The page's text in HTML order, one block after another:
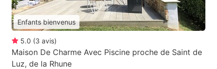
Enfants bienvenus
5.0 (3 avis)
Maison De Charme Avec Piscine proche de Saint de
Luz, de la Rhune